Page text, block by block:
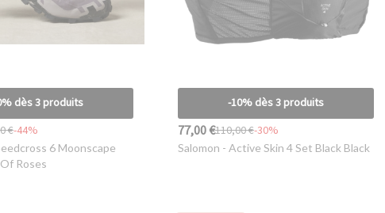
dès 3 produits
€-44%
6 Moonscape
Roses
-10% dès 3 produits
77,00 €110,00 €-30%
Salomon - Active Skin 4 Set Black Black